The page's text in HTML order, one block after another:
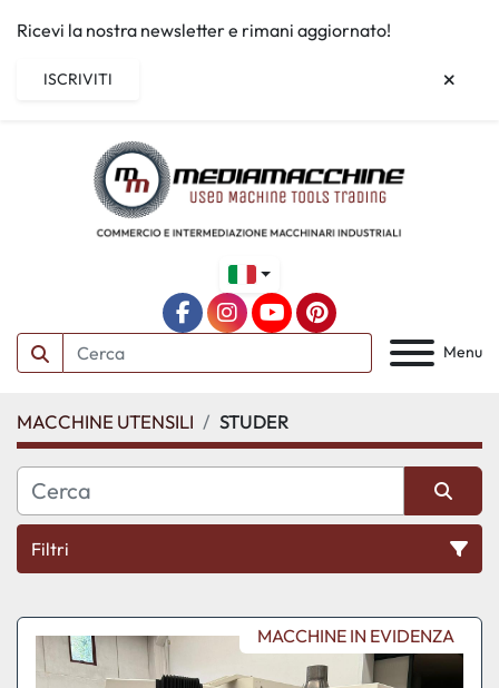
Ricevi la nostra newsletter e rimani aggiornato!
ISCRIVITI
Menu
facebookinstagram
youtubepinterest
MACCHINE UTENSILI STUDER
Filtri
Tutte le categorie
Ordina per
MACCHINE IN EVIDENZA